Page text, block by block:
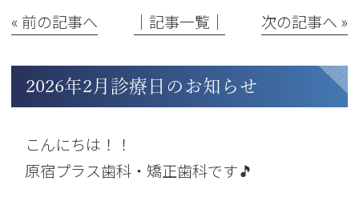
« 前の記事へ │記事一覧│ 次の記事へ »
2026年2月診療日のお知らせ
こんにちは！！
原宿プラス歯科・矯正歯科です🎵